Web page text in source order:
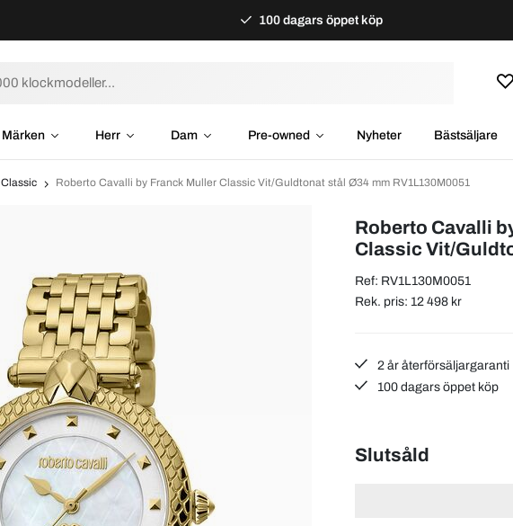
100 dagars öppet köp
Märken Herr Dam Pre-owned Nyheter Bästsäljare
Classic Roberto Cavalli by Franck Muller Classic Vit/Guldtonat stål Ø34 mm RV1L130M0051
Roberto Cavalli
Classic Vit/
Ref: RV1L130M0051
Rek. pris: 12 498 kr
2 år återförsäljargaranti
100 dagars öppet köp
Slutsåld